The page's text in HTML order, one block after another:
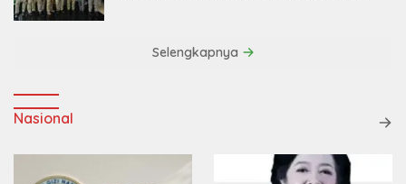
Selengkapnya
Nasional